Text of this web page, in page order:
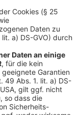
Hillary
Richtige